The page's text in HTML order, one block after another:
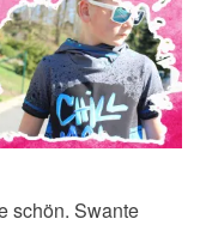
schön. Swante